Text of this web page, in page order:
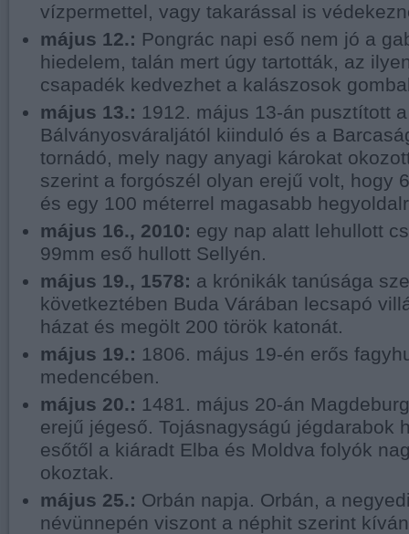
vízpermettel, vagy takarással is
május 12.: Pongrác napi eső nem jó a
hiedelem, talán mert úgy tartották, az
csapadék kedvezhet a kalászosok
május 13.: 1912. május 13-án pusztított
Bálványosváraljától kiinduló és a
tornádó, mely nagy anyagi károkat
szerint a forgószél olyan erejű volt, hogy
és egy 100 méterrel magasabb
május 16., 2010: egy nap alatt lehullott
99mm eső hullott Sellyén.
május 19., 1578: a krónikák tanúsága
következtében Buda Várában lecsapó
házat és megölt 200 török katonát.
május 19.: 1806. május 19-én erős
medencében.
május 20.: 1481. május 20-án
erejű jégeső. Tojásnagyságú jégdarabok
esőtől a kiáradt Elba és Moldva folyók
okoztak.
május 25.: Orbán napja. Orbán, a
névünnepén viszont a néphit szerint